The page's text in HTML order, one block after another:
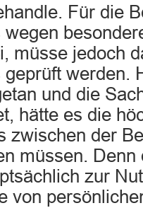
Für die
müsse jedoch
werden.
und die
hätte es die
zwischen der
müssen. Denn
zur
von